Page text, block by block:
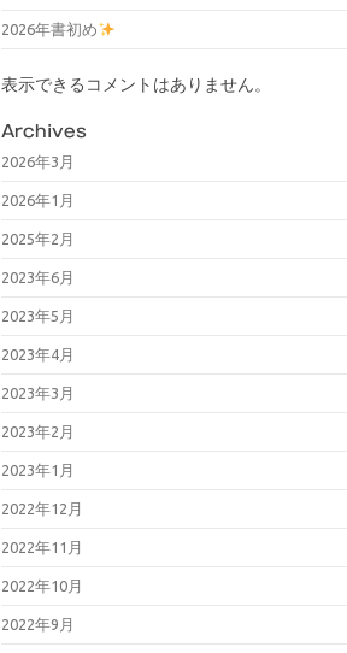
2026年書初め
表示できるコメントはありません。
Archives
2026年3月
2026年1月
2025年2月
2023年6月
2023年5月
2023年4月
2023年3月
2023年2月
2023年1月
2022年12月
2022年11月
2022年10月
2022年9月